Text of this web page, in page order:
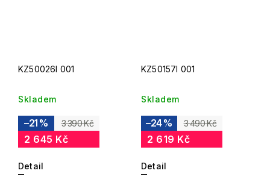
KZ50026I 001
Skladem
3 390 Kč
–21 %
2 645 Kč
Detail
KZ50157I 001
Skladem
3 490 Kč
–24 %
2 619 Kč
Detail